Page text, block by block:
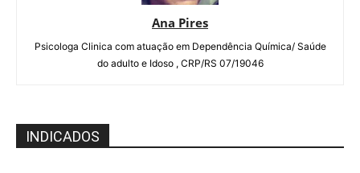
Ana Pires
Psicologa Clinica com atuação em Dependência Química/ Saúde
do adulto e Idoso , CRP/RS 07/19046
INDICADOS